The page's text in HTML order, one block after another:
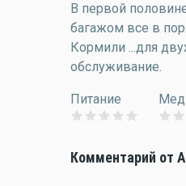
В первой
багажом все в
Кормили ...для
обслуживание.
Питание
Комментарий от